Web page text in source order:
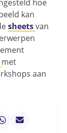
hoe
kan
sheetsvan
met
aan